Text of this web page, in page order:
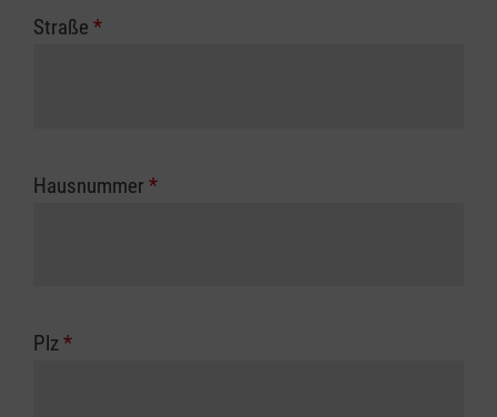
Straße *
Hausnummer *
Plz*